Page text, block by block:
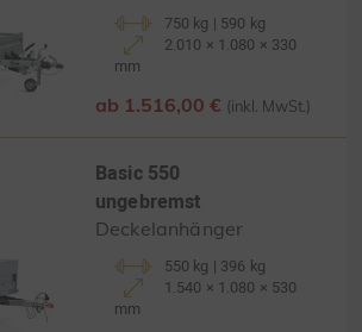
750 kg | 590 kg
2.010 × 1.080 × 330
mm
ab 1.516,00 € (inkl. MwSt.)
Basic 550
ungebremst
Deckelanhänger
550 kg | 396 kg
1.540 × 1.080 × 530
mm